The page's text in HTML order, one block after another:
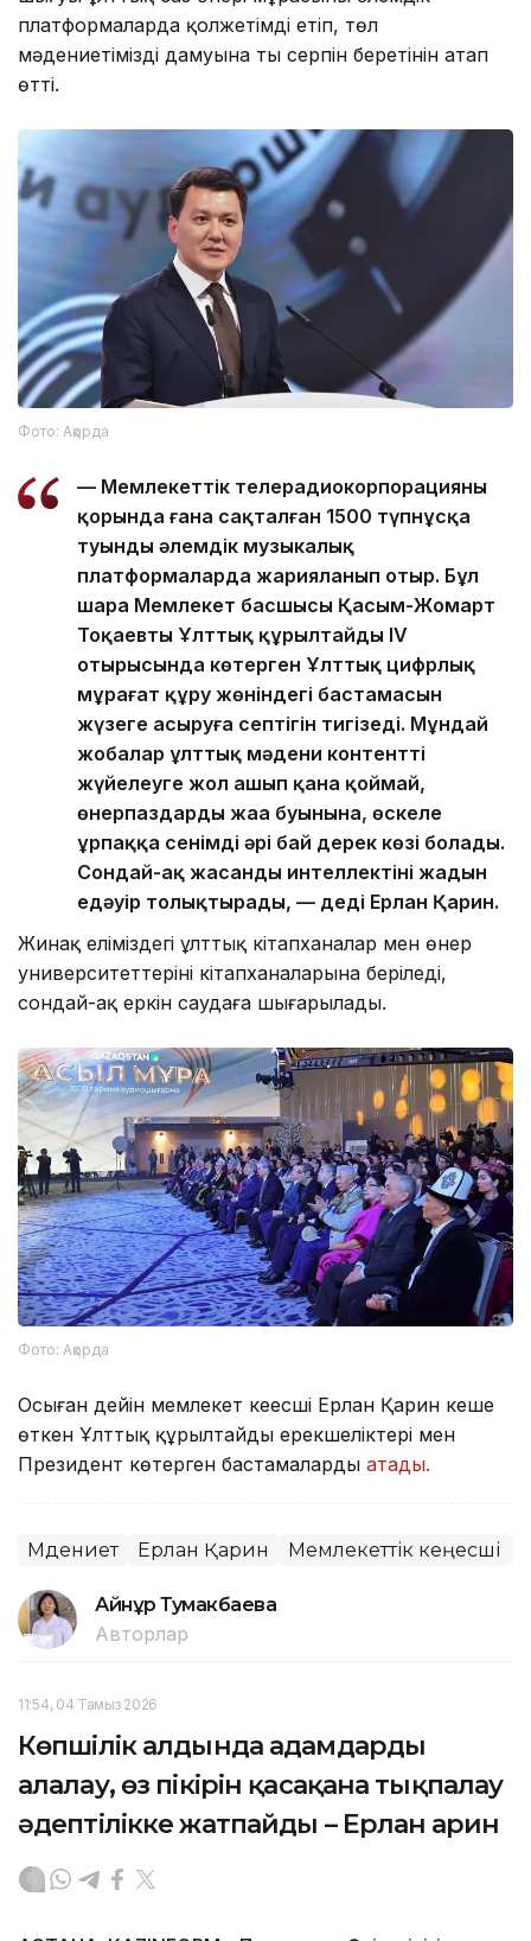
платформаларда қолжетімді етіп, төл
мәдениетіміздің дамуына тың серпін беретінін атап
өтті.
Фото: Ақорда
— Мемлекеттік телерадиокорпорацияның
қорында ғана сақталған 1500 түпнұсқа
туынды әлемдік музыкалық
платформаларда жарияланып отыр. Бұл
шара Мемлекет басшысы Қасым-Жомарт
Тоқаевтың Ұлттық құрылтайдың IV
отырысында көтерген Ұлттық цифрлық
мұрағат құру жөніндегі бастамасын
жүзеге асыруға септігін тигізеді. Мұндай
жобалар ұлттық мәдени контентті
жүйелеуге жол ашып қана қоймай,
өнерпаздардың жаңа буынына, өскелең
ұрпаққа сенімді әрі бай дерек көзі болады.
Сондай-ақ жасанды интеллектінің жадын
едәуір толықтырады, — деді Ерлан Қарин.
Жинақ еліміздегі ұлттық кітапханалар мен өнер
университеттерінің кітапханаларына беріледі,
сондай-ақ еркін саудаға шығарылады.
Фото: Ақорда
Осыған дейін мемлекет кеңесші Ерлан Қарин кеше
өткен Ұлттық құрылтайдың ерекшеліктері мен
Президент көтерген бастамаларды атады.
Мәдениет Ерлан Қарин Мемлекеттік кеңесші
Айнұр Тумакбаева
Авторлар
11:54, 04 Тамыз 2026
Көпшілік алдында адамдарды
алалау, өз пікірін қасақана тықпалау
әдептілікке жатпайды – Ерлан Қарин